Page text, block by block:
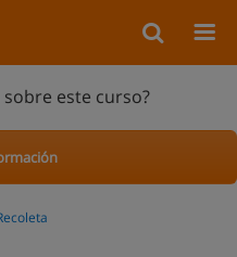
este curso?